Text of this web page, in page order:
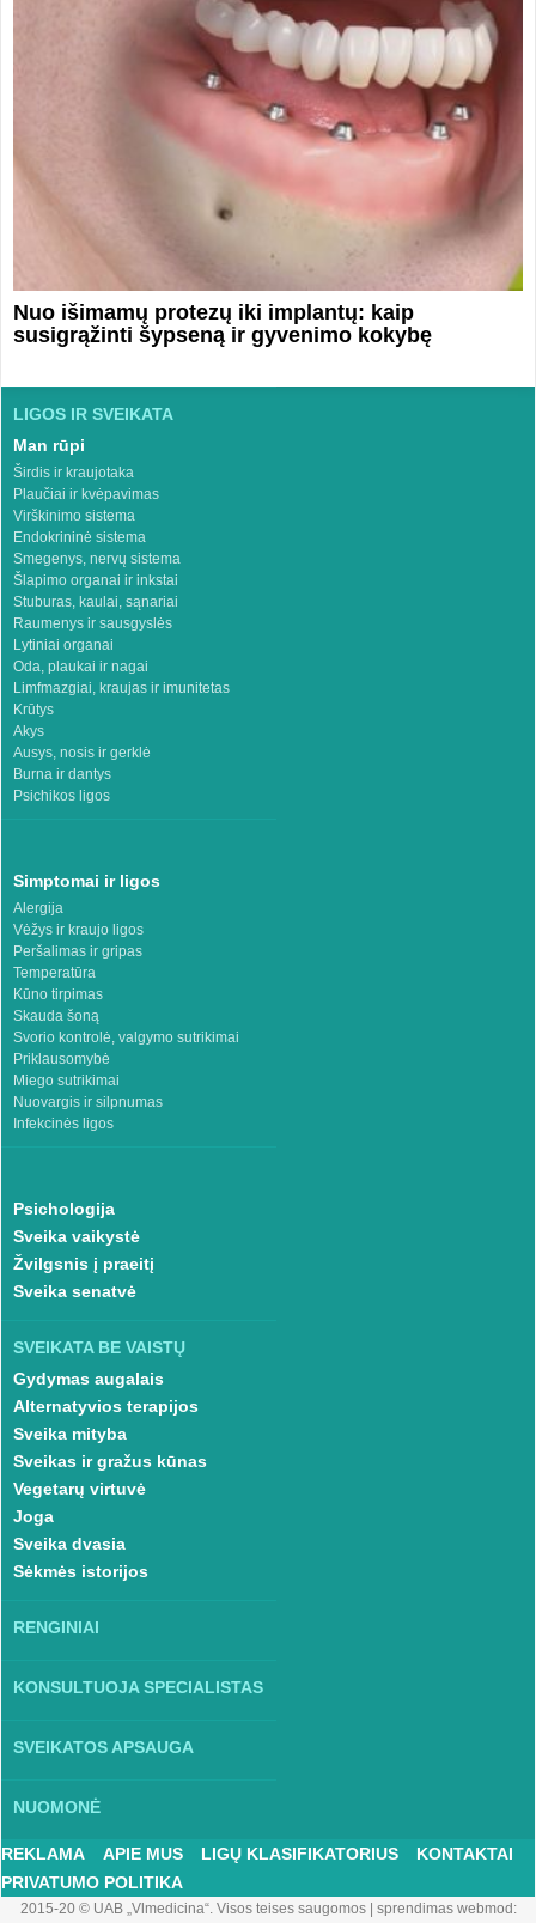
Nuo išimamų protezų iki implantų: kaip
susigrąžinti šypseną ir gyvenimo kokybę
LIGOS IR SVEIKATA
Man rūpi
Širdis ir kraujotaka
Plaučiai ir kvėpavimas
Virškinimo sistema
Endokrininė sistema
Smegenys, nervų sistema
Šlapimo organai ir inkstai
Stuburas, kaulai, sąnariai
Raumenys ir sausgyslės
Lytiniai organai
Oda, plaukai ir nagai
Limfmazgiai, kraujas ir imunitetas
Krūtys
Akys
Ausys, nosis ir gerklė
Burna ir dantys
Psichikos ligos
Simptomai ir ligos
Alergija
Vėžys ir kraujo ligos
Peršalimas ir gripas
Temperatūra
Kūno tirpimas
Skauda šoną
Svorio kontrolė, valgymo sutrikimai
Priklausomybė
Miego sutrikimai
Nuovargis ir silpnumas
Infekcinės ligos
Psichologija
Sveika vaikystė
Žvilgsnis į praeitį
Sveika senatvė
SVEIKATA BE VAISTŲ
Gydymas augalais
Alternatyvios terapijos
Sveika mityba
Sveikas ir gražus kūnas
Vegetarų virtuvė
Joga
Sveika dvasia
Sėkmės istorijos
RENGINIAI
KONSULTUOJA SPECIALISTAS
SVEIKATOS APSAUGA
NUOMONĖ
REKLAMA APIE MUS LIGŲ KLASIFIKATORIUS
KONTAKTAI
PRIVATUMO POLITIKA
2015-20 © UAB „Vlmedicina“. Visos teises saugomos| sprendimas webmod: